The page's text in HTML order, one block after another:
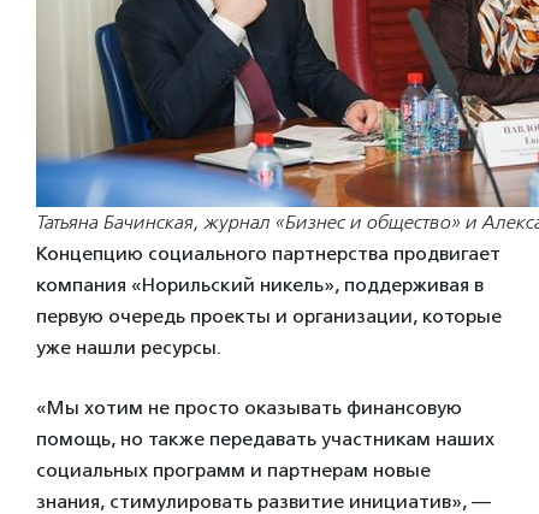
Татьяна Бачинская, журнал «Бизнес и общество» и
Концепцию социального партнерства продвигает
компания «Норильский никель», поддерживая в
первую очередь проекты и организации, которые
уже нашли ресурсы.
«Мы хотим не просто оказывать финансовую
помощь, но также передавать участникам наших
социальных программ и партнерам новые
знания, стимулировать развитие инициатив», —